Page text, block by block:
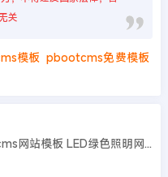
关
模板 pbootcms免费模板
(自适应移动端)LED灯具照明pbootcms网站模板 LED绿色照明网站源码